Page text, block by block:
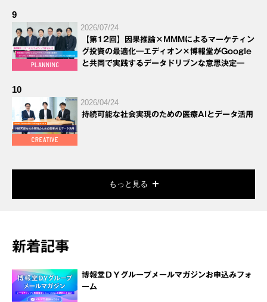
9
2026/07/24
【第12回】因果推論×MMMによるマーケティン
グ投資の最適化―エディオン×博報堂がGoogle
と共同で実践するデータドリブンな意思決定―
10
2026/04/24
持続可能な社会実現のための医療AIとデータ活用
もっと見る
新着記事
博報堂ＤＹグループメールマガジンお申込みフォ
ーム